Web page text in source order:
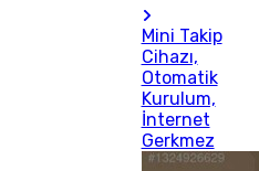
Mini Takip
Cihazı,
Otomatik
Kurulum,
İnternet
Gerkmez